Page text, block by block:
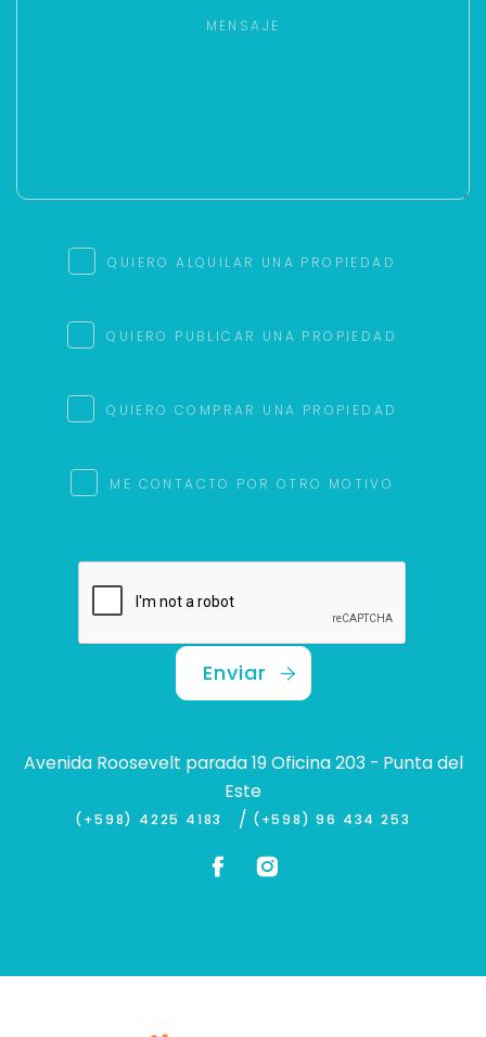
QUIERO ALQUILAR UNA PROPIEDAD
QUIERO PUBLICAR UNA PROPIEDAD
QUIERO COMPRAR UNA PROPIEDAD
ME CONTACTO POR OTRO MOTIVO
Enviar
Avenida Roosevelt parada 19 Oficina 203 - Punta del
Este
(+598) 4225 4183 / (+598) 96 434 253